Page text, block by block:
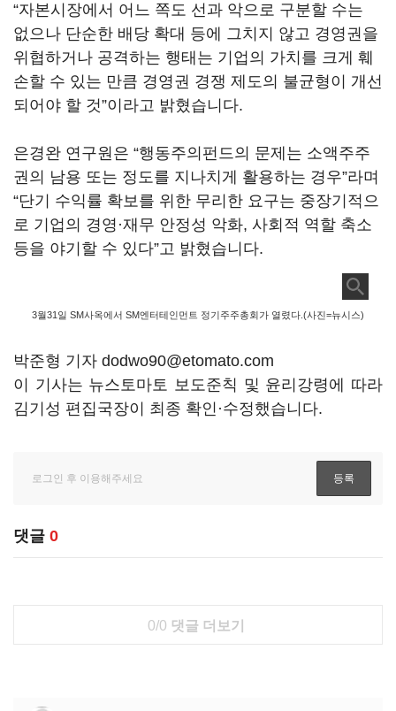
“자본시장에서 어느 쪽도 선과 악으로 구분할 수는
없으나 단순한 배당 확대 등에 그치지 않고 경영권을
위협하거나 공격하는 행태는 기업의 가치를 크게 훼
손할 수 있는 만큼 경영권 경쟁 제도의 불균형이 개선
되어야 할 것”이라고 밝혔습니다.
은경완 연구원은 “행동주의펀드의 문제는 소액주주
권의 남용 또는 정도를 지나치게 활용하는 경우”라며
“단기 수익률 확보를 위한 무리한 요구는 중장기적으
로 기업의 경영·재무 안정성 악화, 사회적 역할 축소
등을 야기할 수 있다”고 밝혔습니다.
3월31일 SM사옥에서 SM엔터테인먼트 정기주주총회가 열렸다.(사진=뉴시스)
박준형 기자 dodwo90@etomato.com
이 기사는 뉴스토마토 보도준칙 및 윤리강령에 따라
김기성 편집국장이 최종 확인·수정했습니다.
댓글 0
0/0 댓글 더보기